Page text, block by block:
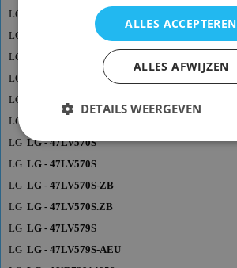
LG
LG - 42SL9500
LG
LG - 42SL9500-ZB
LG
LG
LG - 47LV5500-ZC
LG
LG
LG LG - 47LV570S
LG LG - 47LV570S
LG LG - 47LV570S-ZB
LG LG - 47LV570S.ZB
LG LG - 47LV579S
LG LG - 47LV579S-AEU
ALLES ACCEPTEREN
ALLES AFWIJZEN
DETAILS WEERGEVEN